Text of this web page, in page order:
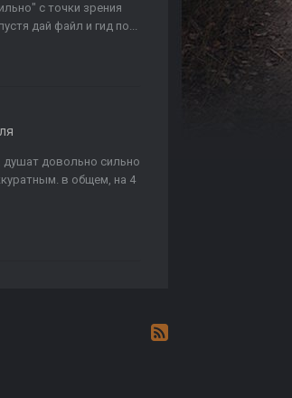
с точки зрения
дай файл и гид по...
душат довольно сильно
в общем, на 4